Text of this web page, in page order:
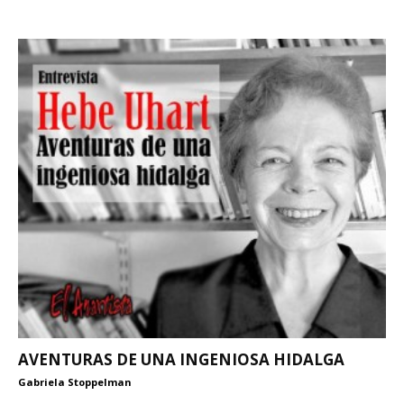
AVENTURAS DE UNA INGENIOSA HIDALGA
Gabriela Stoppelman